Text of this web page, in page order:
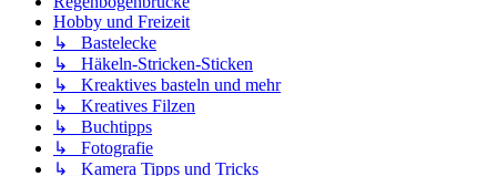
Hobby und Freizeit
↳ Bastelecke
↳ Häkeln-Stricken-Sticken
↳ Kreaktives basteln und mehr
↳ Kreatives Filzen
↳ Buchtipps
↳ Fotografie
↳ Kamera Tipps und Tricks